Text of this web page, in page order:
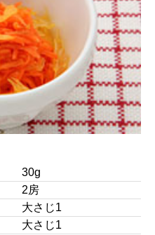
30g
2房
大さじ1
大さじ1